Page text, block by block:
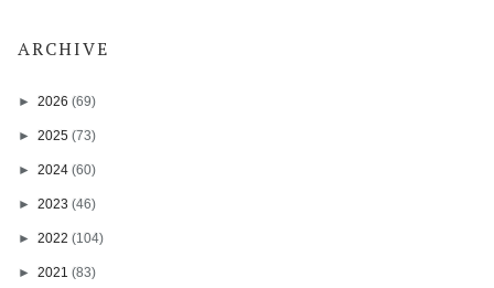
ARCHIVE
► 2026 (69)
► 2025 (73)
► 2024 (60)
► 2023 (46)
► 2022 (104)
► 2021 (83)